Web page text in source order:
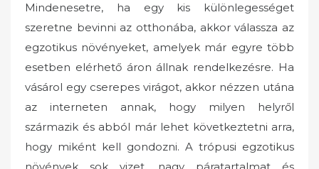
Mindenesetre, ha egy kis különlegességet
szeretne bevinni az otthonába, akkor válassza az
egzotikus növényeket, amelyek már egyre több
esetben elérhető áron állnak rendelkezésre. Ha
vásárol egy cserepes virágot, akkor nézzen utána
az interneten annak, hogy milyen helyről
származik és abból már lehet következtetni arra,
hogy miként kell gondozni. A trópusi egzotikus